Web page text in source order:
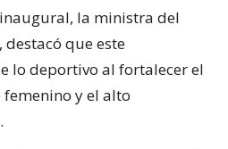
la ministra del
que este
lo deportivo al fortalecer el
y el alto